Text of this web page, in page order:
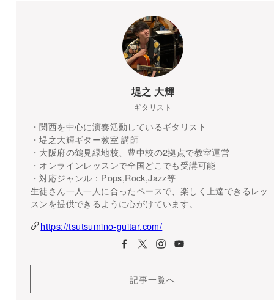
堤之 大輝
ギタリスト
・関西を中心に演奏活動しているギタリスト
・堤之大輝ギター教室 講師
・大阪府の鶴見緑地校、豊中校の2拠点で教室運営
・オンラインレッスンで全国どこでも受講可能
・対応ジャンル：Pops,Rock,Jazz等
生徒さん一人一人に合ったペースで、楽しく上達できるレッ
スンを提供できるように心がけています。
https://tsutsumino-guitar.com/
記事一覧へ